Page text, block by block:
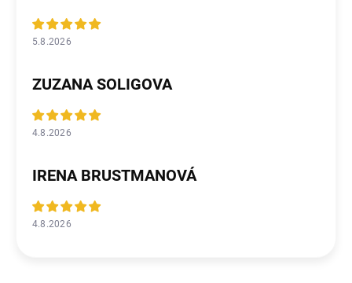
5.8.2026
ZUZANA SOLIGOVA
4.8.2026
IRENA BRUSTMANOVÁ
4.8.2026